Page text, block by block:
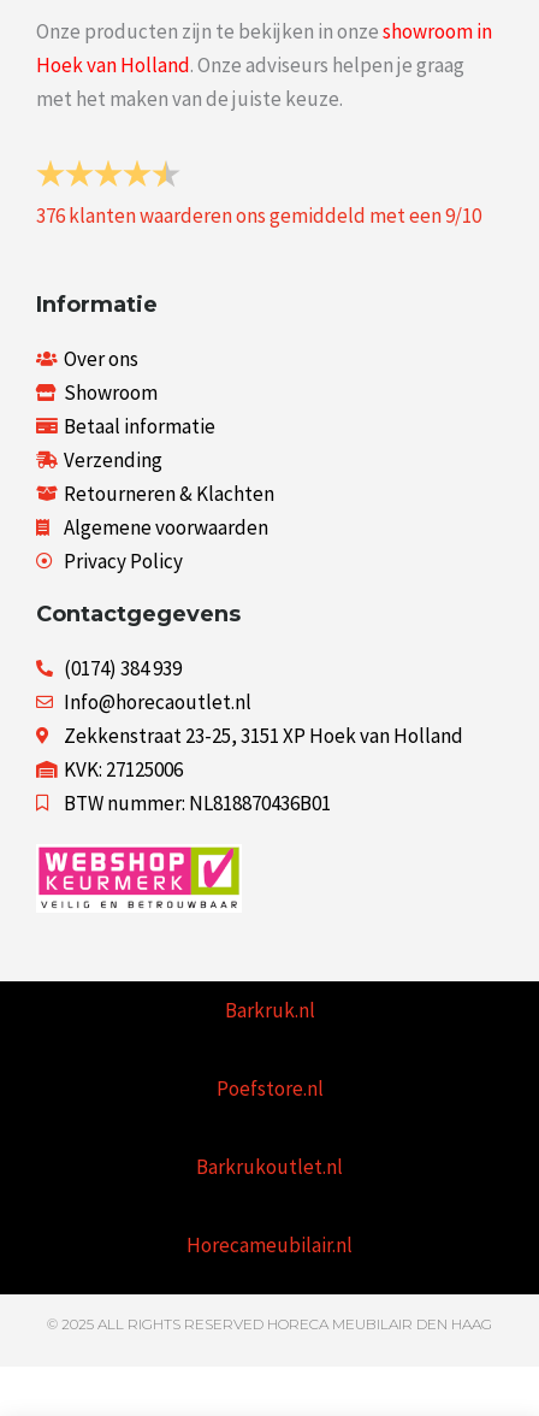
Onze producten zijn te bekijken in onzeshowroom in
Hoek van Holland. Onze adviseurs helpen je graag
met het maken van de juiste keuze.
376klanten waarderen ons gemiddeld met een9/10
Informatie
Over ons
Showroom
Betaal informatie
Verzending
Retourneren & Klachten
Algemene voorwaarden
Privacy Policy
Contactgegevens
(0174) 384 939
Info@horecaoutlet.nl
Zekkenstraat 23-25, 3151 XP Hoek van Holland
KVK: 27125006
BTW nummer: NL818870436B01
Barkruk.nl
Poefstore.nl
Barkrukoutlet.nl
Horecameubilair.nl
© 2025 ALL RIGHTS RESERVED HORECA MEUBILAIR DEN HAAG